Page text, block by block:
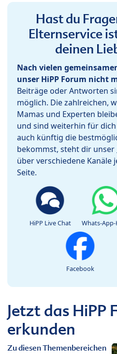
Hast du
Elternservice
deinen
Nach vielen
unser HiPP Forum nicht
Beiträge oder Antworten
möglich. Die zahlreichen,
Mamas und Experten
und sind weiterhin für
auch künftig die
bekommst, steht dir unser
über verschiedene Kanäle
Seite.
HiPP Live Chat Whats-App-
Facebook
Jetzt das HiPP
erkunden
Zu diesen Themenbereichen